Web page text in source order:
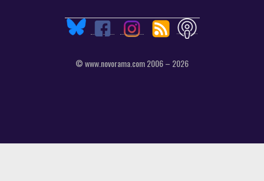
© www.novorama.com 2006 – 2026